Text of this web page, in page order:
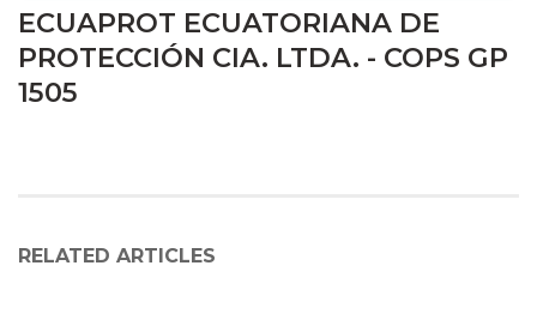
ECUAPROT ECUATORIANA DE
PROTECCIÓN CIA. LTDA. - COPS GP
1505
RELATED ARTICLES